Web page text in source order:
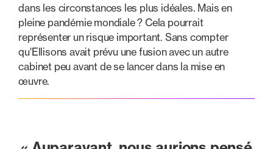
dans les circonstances les plus idéales. Mais en
pleine pandémie mondiale ? Cela pourrait
représenter un risque important. Sans compter
qu'Ellisons avait prévu une fusion avec un autre
cabinet peu avant de se lancer dans la mise en
œuvre.